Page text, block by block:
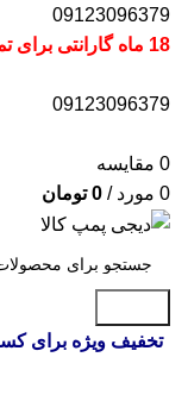
09123096379
09123096379
0 مقایسه
0 مورد /
0 تومان
تخفیف ویژه برای